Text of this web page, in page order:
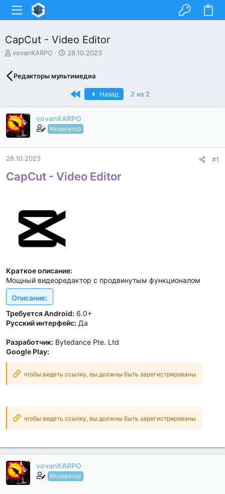
CapCut - Video Editor
А
т
о
е
м
ы
vovanKARPO
Д
а
ч
а
л
а
28.10.2023
Редакторы мультимедиа
ПервыйНазад 2 из 2
vovanKARPO
Модератор
28.10.2023 #1
CapCut - Video Editor
Краткое описание:
Мощный видеоредактор с продвинутым функционалом
Описание:
Требуется Android: 6.0+
Русский интерфейс: Да
Разработчик: Bytedance Pte. Ltd
Google Play:
чтобы видеть ссылку, вы должны быть зарегистрированы
чтобы видеть ссылку, вы должны быть зарегистрированы
vovanKARPO
Модератор